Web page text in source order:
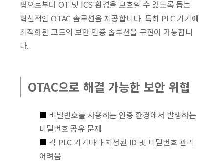
협으로부터 OT 및 ICS 환경을 보호할 수 있도록 돕는
혁신적인 OTAC 솔루션을 제공합니다. 특히 PLC 기기에
최적화된 고도의 보안 인증 솔루션을 구현이 가능합니
다.
OTAC으로 해결 가능한 보안 위협
■ 비밀번호를 사용하는 인증 환경에서 발생하는
비밀번호 공유 문제
■ 각 PLC 기기마다 지정된 ID 및 비밀번호 관리
어려움